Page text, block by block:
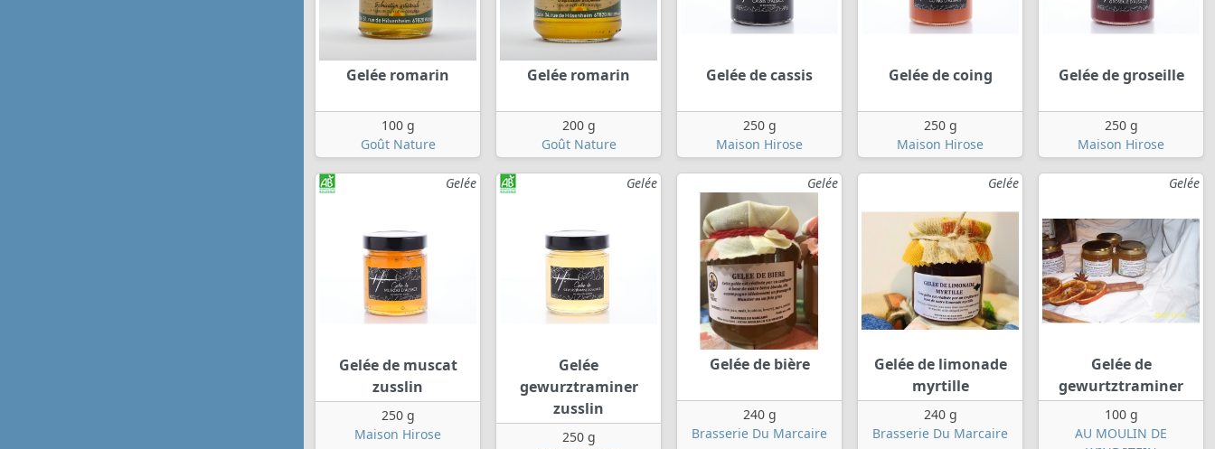
Gelée romarin
100 g
Goût Nature
Gelée romarin
200 g
Goût Nature
Gelée de cassis
250 g
Maison Hirose
Gelée de coing
250 g
Maison Hirose
Gelée de groseille
250 g
Maison Hirose
Gelée
Gelée de muscat
zusslin
250 g
Maison Hirose
Gelée
Gelée
gewurztraminer
zusslin
250 g
Gelée
Gelée de bière
240 g
Brasserie Du Marcaire
Gelée
Gelée de limonade
myrtille
240 g
Brasserie Du Marcaire
Gelée
Gelée de
gewurtztraminer
100 g
AU MOULIN DE